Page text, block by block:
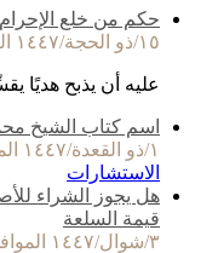
حكم من خلع
١٥/ذو الحجة/١٤٤٧ الموافق ١/يونيو/٢٠٢٦
عليه أن يذبح هديًا
اسم كتاب الشيخ
١/ذو القعدة/١٤٤٧ الموافق ١٨/أبريل/٢٠٢٦
الاستشارات
هل يجوز الشراء
قيمة السلعة
٣/شوال/١٤٤٧ الموافق ٢٢/مارس/٢٠٢٦